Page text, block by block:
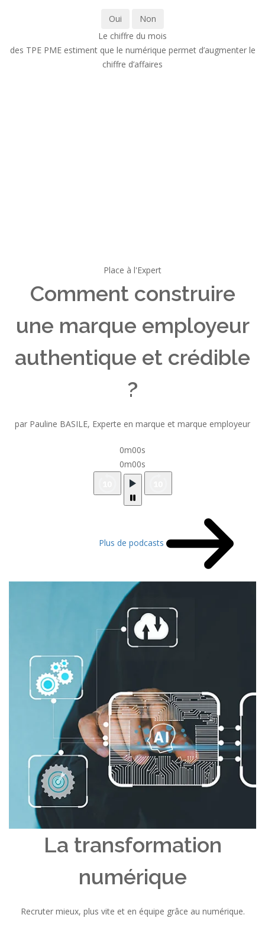
Oui
Non
Le chiffre du mois
des TPE PME estiment que le numérique permet d’augmenter le
chiffre d’affaires
Place à l'Expert
Comment construire
une marque employeur
authentique et crédible
?
par Pauline BASILE, Experte en marque et marque employeur
0m00s
0m00s
Plus de podcasts
La transformation
numérique
Recruter mieux, plus vite et en équipe grâce au numérique.